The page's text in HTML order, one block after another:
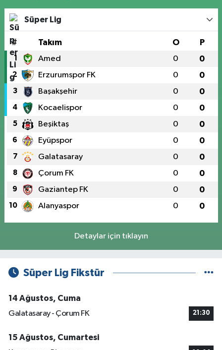
Süper Lig
# Takım O P
1 Amed 0 0
2 Erzurumspor FK 0 0
3 Başakşehir 0 0
4 Kocaelispor 0 0
5 Beşiktaş 0 0
6 Eyüpspor 0 0
7 Galatasaray 0 0
8 Çorum FK 0 0
9 Gaziantep FK 0 0
10 Alanyaspor 0 0
Detaylar için tıklayın
Süper Lig Fikstür
14 Ağustos, Cuma
Galatasaray - Çorum FK
21:30
15 Ağustos, Cumartesi